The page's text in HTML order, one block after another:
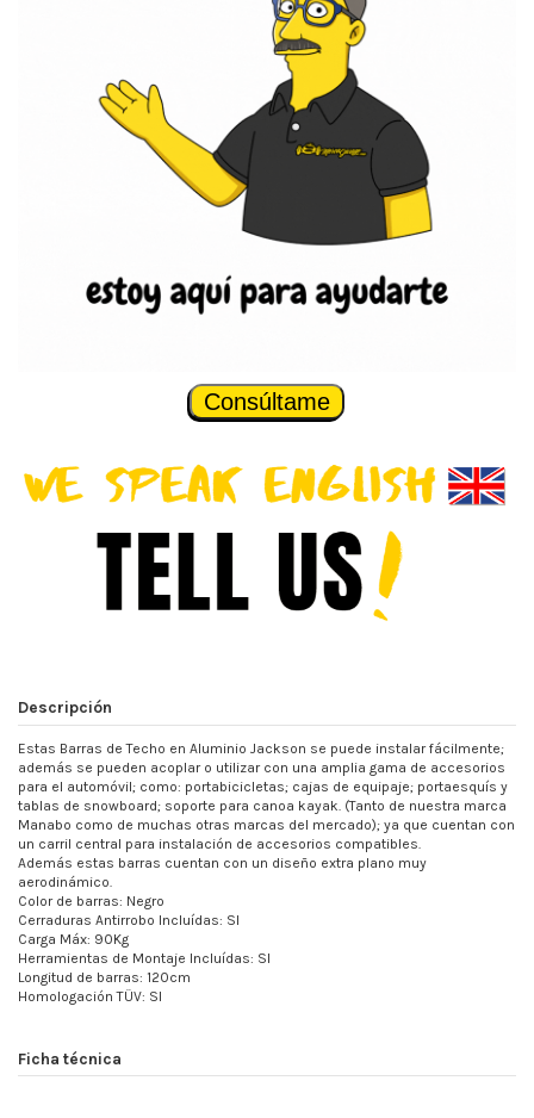
Consúltame
Descripción
Estas Barras de Techo en Aluminio Jackson se puede instalar fácilmente;
además se pueden acoplar o utilizar con una amplia gama de accesorios
para el automóvil; como: portabicicletas; cajas de equipaje; portaesquís y
tablas de snowboard; soporte para canoa kayak. (Tanto de nuestra marca
Manabo como de muchas otras marcas del mercado); ya que cuentan con
un carril central para instalación de accesorios compatibles.
Además estas barras cuentan con un diseño extra plano muy
aerodinámico.
Color de barras: Negro
Cerraduras Antirrobo Incluídas: SI
Carga Máx: 90Kg
Herramientas de Montaje Incluídas: SI
Longitud de barras: 120cm
Homologación TÜV: SI
Ficha técnica